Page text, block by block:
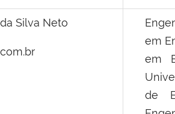
Silva Neto
em
em
de